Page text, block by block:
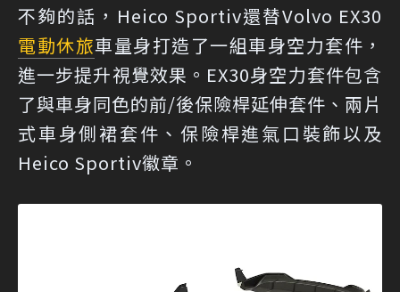
不夠的話，Heico Sportiv還替Volvo EX30
電動休旅車量身打造了一組車身空力套件，
進一步提升視覺效果。EX30身空力套件包含
了與車身同色的前/後保險桿延伸套件、兩片
式車身側裙套件、保險桿進氣口裝飾以及
Heico Sportiv徽章。